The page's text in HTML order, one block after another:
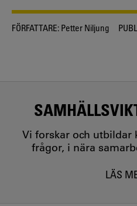
FÖRFATTARE: Petter Niljung
Vi forskar och utbildar
frågor, i nära
LÄS